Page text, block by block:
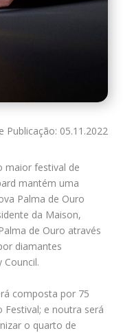
Publicação: 05.11.2022
maior festival de
mantém uma
Palma de Ouro
da Maison,
de Ouro através
diamantes
Council.
composta por 75
e noutra será
o quarto de